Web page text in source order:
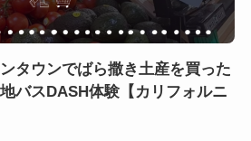
タウンでばら撒き土産を買った
バスDASH体験【カリフォルニ